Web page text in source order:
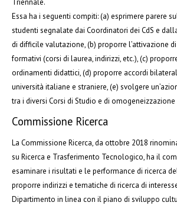
Triennale.
Essa ha i seguenti compiti: (a) esprimere parere
studenti segnalate dai Coordinatori dei CdS e
di difficile valutazione, (b) proporre l’attivazione
formativi (corsi di laurea, indirizzi, etc.), (c)
ordinamenti didattici, (d) proporre accordi
università italiane e straniere, (e) svolgere
tra i diversi Corsi di Studio e di
Commissione Ricerca
La Commissione Ricerca, da ottobre 2018
su Ricerca e Trasferimento Tecnologico, ha il
esaminare i risultati e le performance di ricerca
proporre indirizzi e tematiche di ricerca di
Dipartimento in linea con il piano di sviluppo